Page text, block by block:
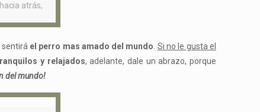
atrás,
sentirá el perro mas amado del mundo Si no le gusta el
y relajados, adelante, dale un abrazo, porque
del mundo!